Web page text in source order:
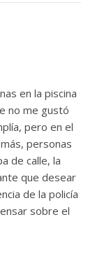
en la piscina
no me gustó
pero en el
personas
de calle, la
que desear
de la policía
sobre el